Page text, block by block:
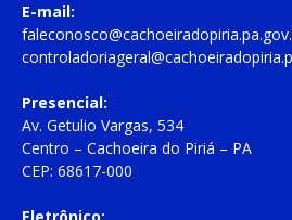
E-mail:
Presencial:
Av. Getulio Vargas, 534
Centro – Cachoeira do Piriá – PA
CEP: 68617-000